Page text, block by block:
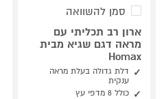
סמן להשוואה
ארון רב תכליתי עם
מראה דגם שגיא מבית
Homax
דלת גדולה בעלת מראה
ענקית
כולל 8 מדפי עץ